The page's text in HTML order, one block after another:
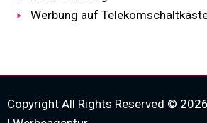
Werbung auf
Copyright All Rights Reserved ©